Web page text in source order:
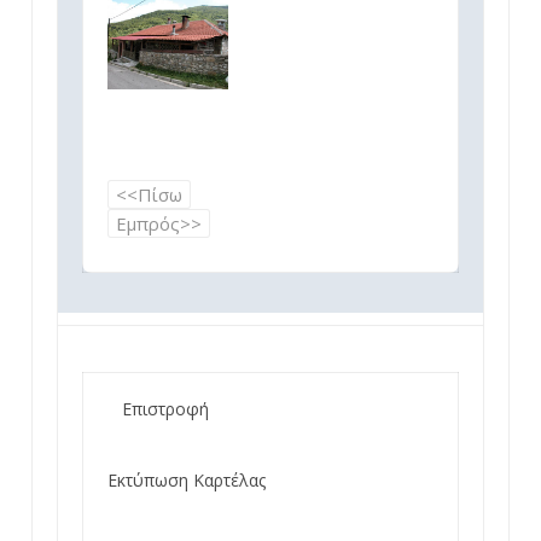
Επιστροφή
Εκτύπωση Καρτέλας